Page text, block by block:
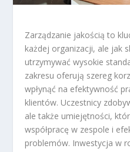
Zarządzanie jakością to
każdej organizacji, ale jak
utrzymywać wysokie
zakresu oferują szereg
wpłynąć na efektywność
klientów. Uczestnicy
ale także umiejętności,
współpracę w zespole i
problemów. Inwestycja w